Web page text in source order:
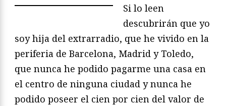
Si lo leen
descubrirán que yo
soy hija del extrarradio, que he vivido en la
periferia de Barcelona, Madrid y Toledo,
que nunca he podido pagarme una casa en
el centro de ninguna ciudad y nunca he
podido poseer el cien por cien del valor de